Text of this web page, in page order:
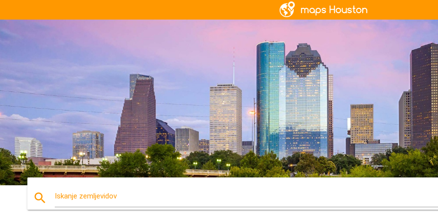
search Iskanje zemljevidov